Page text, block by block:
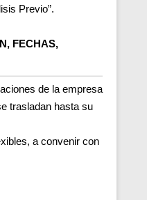
Previo”.
FECHAS,
de la empresa
trasladan hasta su
a convenir con